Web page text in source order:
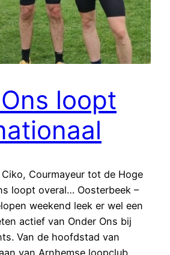
loopt
Courmayeur tot de Hoge
loopt overal… Oosterbeek –
weekend leek er wel een
actief van Onder Ons bij
Van de hoofdstad van
van Arnhemse loopclub